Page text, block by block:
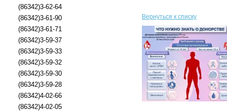
(86342)3-62-64
(86342)3-61-90
(86342)3-61-71
(86342)3-59-37
(86342)3-59-33
(86342)3-59-32
(86342)3-59-30
(86342)3-59-28
(86342)4-02-66
(86342)4-02-05
Вернуться к списку